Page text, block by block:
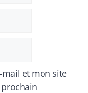
et mon site